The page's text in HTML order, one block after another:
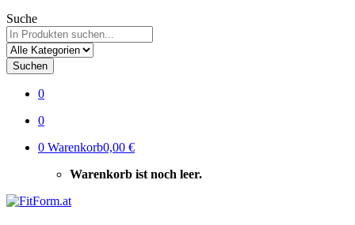
Suche
Suchen
0
0
0 Warenkorb0,00 €
Warenkorb ist noch leer.